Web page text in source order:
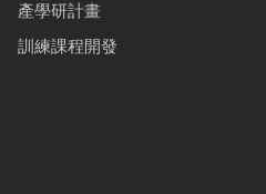
產學研計畫
訓練課程開發